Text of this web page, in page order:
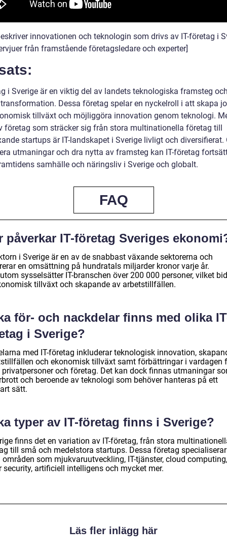
innovationen och teknologin som drivs av IT-företag i
från framstående företagsledare och experter]
i Sverige är en viktig del av landets teknologiska framsteg
Dessa företag spelar en nyckelroll i att skapa
tillväxt och möjliggöra innovation genom teknologi.
företag som sträcker sig från stora multinationella företag till
startups är IT-landskapet i Sverige livligt och diversifierat.
utmaningar och dra nytta av framsteg kan IT-företag
samhälle och näringsliv i Sverige och globalt.
FAQ
påverkar IT-företag Sveriges
i Sverige är en av de snabbast växande sektorerna och
en omsättning på hundratals miljarder kronor varje år.
sysselsätter IT-branschen över 200 000 personer, vilket
tillväxt och skapande av arbetstillfällen.
för- och nackdelar finns med olika
i Sverige?
med IT-företag inkluderar teknologisk innovation,
och ekonomisk tillväxt samt förbättringar i vardagen
privatpersoner och företag. Det kan dock finnas utmaningar
och beroende av teknologi som behöver hanteras på ett
sätt.
typer av IT-företag finns i Sverige?
finns det en variation av IT-företag, från stora
till små och medelstora startups. Dessa företag
områden som mjukvaruutveckling, IT-tjänster, cloud computing,
security, artificiell intelligens och mycket mer.
Läs fler inlägg här